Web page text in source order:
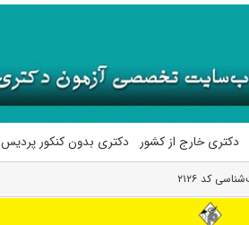
دکتری خارج از کشور دکتری بدون کنکور پردیس